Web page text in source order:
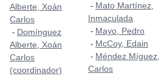
Alberte, Xoán
Carlos
- Domínguez
Alberte, Xoán
Carlos
(coordinador)
- Mato Martínez,
Inmaculada
- Mayo, Pedro
- McCoy, Edain
- Méndez Míguez,
Carlos